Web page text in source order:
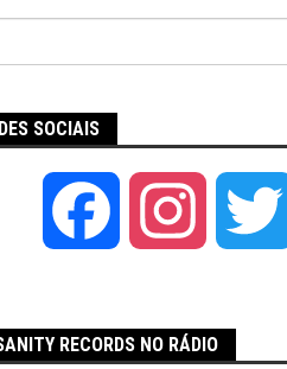
SOCIAIS
Facebook Instagram
RECORDS NO RÁDIO